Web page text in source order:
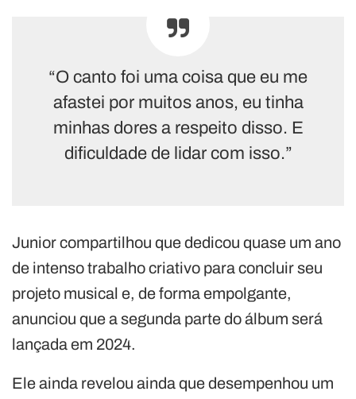
“O canto foi uma coisa que eu me
afastei por muitos anos, eu tinha
minhas dores a respeito disso. E
dificuldade de lidar com isso.”
Junior compartilhou que dedicou quase um ano
de intenso trabalho criativo para concluir seu
projeto musical e, de forma empolgante,
anunciou que a segunda parte do álbum será
lançada em 2024.
Ele ainda revelou ainda que desempenhou um